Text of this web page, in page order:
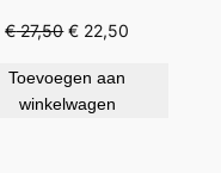
€27,50 Oorspronkelijke
was:
€ 27,50.
€ 22,50
Toevoegen aan
winkelwagen